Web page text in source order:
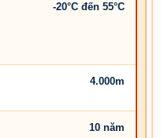
-20°C đến 55°C
4.000m
10 năm